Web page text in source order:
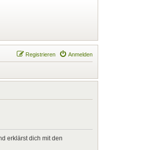
Anmelden
Registrieren
erklärst dich mit den